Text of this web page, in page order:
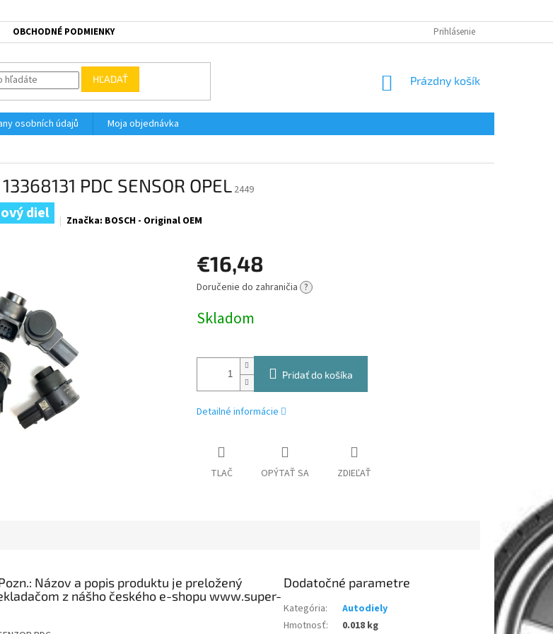
OBCHODNÉ PODMIENKY Prihlásenie
HĽADAŤ
NÁKUPNÝ
Prázdny košík
osobních údajů
Moja objednávka
PDC SENSOR OPEL 2449
diel Značka: BOSCH - Original OEM
€16,48
Jednotková
Doručenie do zahraničia ?
Skladom
Pridať do košíka
Detailné informácie
TLAČ OPÝTAŤ SA ZDIEĽAŤ
Dodatočné parametre
Kategória:
Autodiely
Hmotnosť: 0.018 kg